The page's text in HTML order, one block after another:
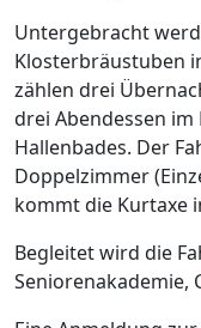
Untergebracht
Klosterbräustuben
zählen drei
drei Abendessen
Hallenbades. Der
Doppelzimmer
kommt die Kurtaxe
Begleitet wird die
Seniorenakademie,